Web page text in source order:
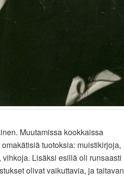
Muutamissa kookkaissa
omakätisiä tuotoksia: muistikirjoja,
Lisäksi esillä oli runsaasti
olivat vaikuttavia, ja taitavan